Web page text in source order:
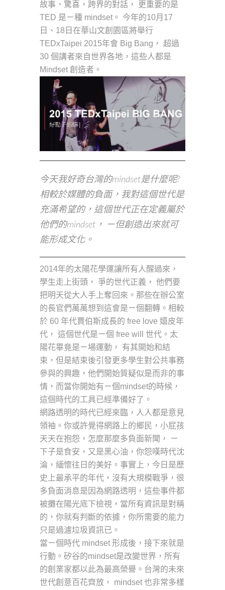
故事、驚喜，跨界的對話， 更重要的是
TED 是ㄧ種 mindset。 今年的10月17
日、18日在華山文創園區將舉行
TEDxTaipei 2015年會 Big Bang， 超過
30 個講者來自世界各地，這些人都是
Mindset 創造者。
今天我好奇台灣的mindset是什麼呢?
相較於媒體的負面，我對這個世代是
充滿希望的，這個世代正在定義屬於
他們的mindset， ㄧ但創造出來就可
能形成文化。
2014年的太陽花學運讓所有人醒過來，
學生走上街頭， 爭的世代正義， 他們要
把明天從大人手上奪回來。那些在辦公室
的長官們萬萬想到這會是ㄧ個翻轉。相較
於 60 年代賈伯斯成長的 free love 嬉皮年
代， 這個世代是ㄧ個 free will 世代。太
陽花畢竟是ㄧ場運動， 有其開始和結
束，但是結束後引發更多學生對公共事務
參與的興趣，他們開始質疑似是而非的事
情，而當你開始有ㄧ個mindset的時候，
這個時代的工具已經準備好了。
網路透明的時代已經來臨，人人都是意見
領袖。你或許覺得網路上的鄉民，小屁孩
天天在抱怨，怎麼那麼多負面新聞， ㄧ
下子是食安，又是黑心油，你怨嘆時代沈
淪，緬懷往日的美好。事實上，今日是歷
史上最承平的年代，沒有大規模戰爭，很
多負面消息是因為網路透明，這些事件都
被攤在陽光底下檢視，當所有資訊是對稱
的，你就有判斷的依據，你所需要的能力
只是過濾垃圾資訊已。
當ㄧ個時代 mindset 形成後，接下來就是
行動。矽谷的mindset是改變世界，所有
的創業家都以此為最高榮譽。台灣的未來
世代創意百花齊放， mindset 也非常多樣